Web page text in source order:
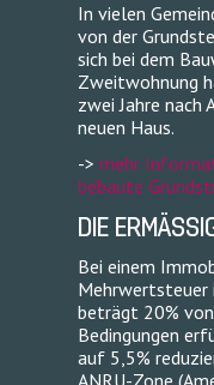
In vielen
von der
sich bei dem
Zweitwohnung
zwei Jahre nach
neuen Haus.
-> mehr
bebaute
DIE
Bei einem
Mehrwertsteuer
beträgt 20% von
Bedingungen
auf 5,5%
ANRU-Zone